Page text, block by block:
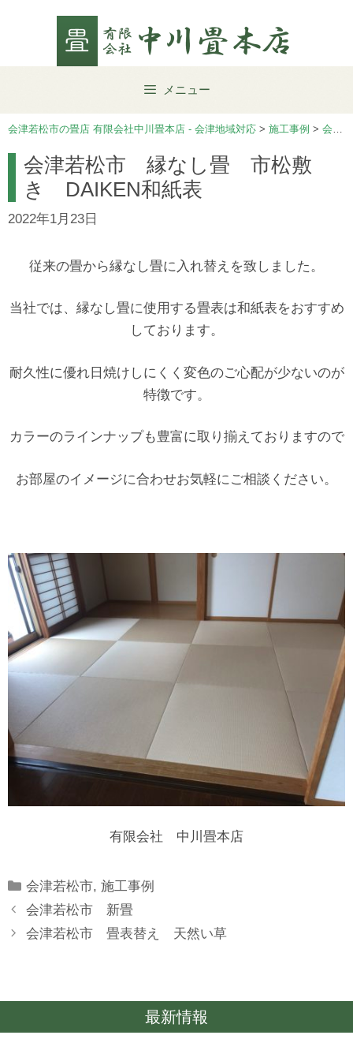
メニュー
会津若松市の畳店 有限会社中川畳本店 - 会津地域対応 > 施工事例 > 会津若松市
会津若松市 縁なし畳 市松敷
き DAIKEN和紙表
2022年1月23日
従来の畳から縁なし畳に入れ替えを致しました。
当社では、縁なし畳に使用する畳表は和紙表をおすすめ
しております。
耐久性に優れ日焼けしにくく変色のご心配が少ないのが
特徴です。
カラーのラインナップも豊富に取り揃えておりますので
お部屋のイメージに合わせお気軽にご相談ください。
有限会社 中川畳本店
Categories
会津若松市,施工事例
会津若松市 新畳
会津若松市 畳表替え 天然い草
最新情報